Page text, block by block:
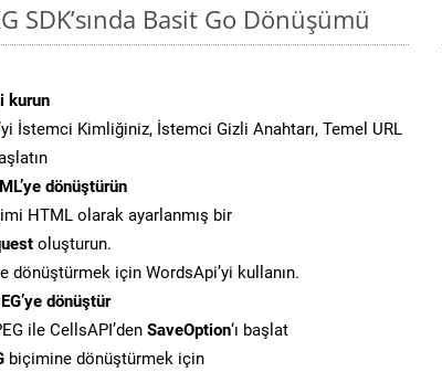
SDK’sında Basit Go Dönüşümü
kurun
İstemci Kimliğiniz, İstemci Gizli Anahtarı, Temel URL
dönüştürün
HTML olarak ayarlanmış bir
oluşturun.
dönüştürmek için WordsApi’yi kullanın.
dönüştür
ile CellsAPI’den SaveOption‘ı başlat
biçimine dönüştürmek için